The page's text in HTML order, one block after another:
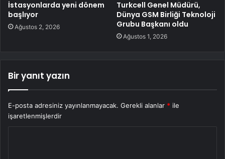
İstasyonlarda yeni dönem
başlıyor
Ağustos 2, 2026
Turkcell Genel Müdürü,
Dünya GSM Birliği Teknoloji
Grubu Başkanı oldu
Ağustos 1, 2026
Bir yanıt yazın
E-posta adresiniz yayınlanmayacak. Gerekli alanlar * ile
işaretlenmişlerdir